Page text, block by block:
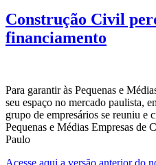
Construção Civil
financiamento
Para garantir às Pequenas e
seu espaço no mercado paulista,
grupo de empresários se reuniu e
Pequenas e Médias Empresas de
Paulo